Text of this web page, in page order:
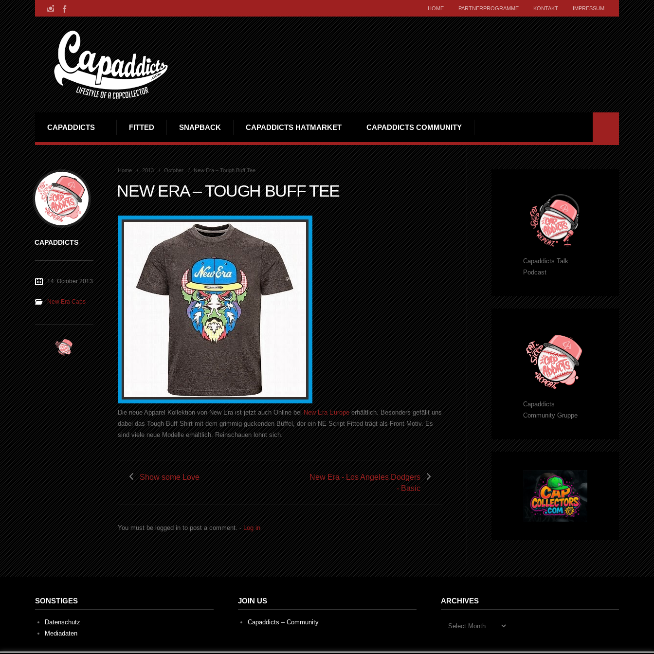
HOME PARTNERPROGRAMME KONTAKT IMPRESSUM
CAPADDICTS FITTED SNAPBACK CAPADDICTS HATMARKET CAPADDICTS COMMUNITY
Home 2013 October New Era – Tough Buff Tee
NEW ERA – TOUGH BUFF TEE
Die neue Apparel Kollektion von New Era ist jetzt auch Online beiNew Era Europeerhältlich. Besonders gefällt uns
dabei das Tough Buff Shirt mit dem grimmig guckenden Büffel, der ein NE Script Fitted trägt als Front Motiv. Es
sind viele neue Modelle erhältlich. Reinschauen lohnt sich.
Show some Love
New Era - Los Angeles Dodgers
- Basic
You must be logged in to post a comment. -Log in
CAPADDICTS
14. October 2013
New Era Caps
Capaddicts Talk
Podcast
Capaddicts
Community Gruppe
SONSTIGES
Datenschutz
Mediadaten
JOIN US
Capaddicts – Community
ARCHIVES